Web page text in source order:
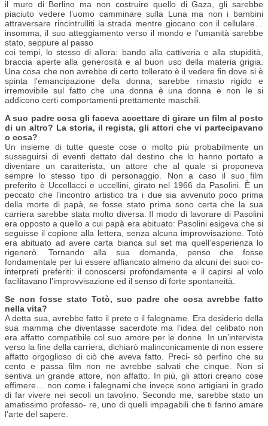
il muro di Berlino ma non costruire quello di Gaza, gli sarebbe
piaciuto vedere l’uomo camminare sulla Luna ma non i bambini
attraversare rincintrulliti la strada mentre giocano con il cellulare…
insomma, il suo atteggiamento verso il mondo e l’umanità sarebbe
stato, seppure al passo
coi tempi, lo stesso di allora: bando alla cattiveria e alla stupidità,
braccia aperte alla generosità e al buon uso della materia grigia.
Una cosa che non avrebbe di certo tollerato è il vedere fin dove si è
spinta l’emancipazione della donna; sarebbe rimasto rigido e
irremovibile sul fatto che una donna è una donna e non le si
addicono certi comportamenti prettamente maschili.
A suo padre cosa gli faceva accettare di girare un film al posto
di un altro? La storia, il regista, gli attori che vi partecipavano
o cosa?
Un insieme di tutte queste cose o molto più probabilmente un
susseguirsi di eventi dettato dal destino che lo hanno portato a
diventare un caratterista, un attore che al quale si proponeva
sempre lo stesso tipo di personaggio. Non a caso il suo film
preferito è Uccellacci e uccellini, girato nel 1966 da Pasolini. È un
peccato che l’incontro artistico tra i due sia avvenuto poco prima
della morte di papà, se fosse stato prima sono certa che la sua
carriera sarebbe stata molto diversa. Il modo di lavorare di Pasolini
era opposto a quello a cui papà era abituato: Pasolini esigeva che si
seguisse il copione alla lettera, senza alcuna improvvisazione. Totò
era abituato ad avere carta bianca sul set ma quell’esperienza lo
rigenerò. Tornando alla sua domanda, penso che fosse
fondamentale per lui essere affiancato almeno da alcuni dei suoi co-
interpreti preferiti: il conoscersi profondamente e il capirsi al volo
facilitavano l’improvvisazione ed il senso di forte spontaneità.
Se non fosse stato Totò, suo padre che cosa avrebbe fatto
nella vita?
A detta sua, avrebbe fatto il prete o il falegname. Era desiderio della
sua mamma che diventasse sacerdote ma l’idea del celibato non
era affatto compatibile col suo amore per le donne. In un’intervista
verso la fine della carriera, dichiarò malinconicamente di non essere
affatto orgoglioso di ciò che aveva fatto. Preci- sò perfino che su
cento e passa film non ne avrebbe salvati che cinque. Non si
sentiva un grande attore, non affatto. In più, gli attori creano cose
effimere… non come i falegnami che invece sono artigiani in grado
di far vivere nei secoli un tavolino. Secondo me, sarebbe stato un
amatissimo professo- re, uno di quelli impagabili che ti fanno amare
l’arte del sapere.